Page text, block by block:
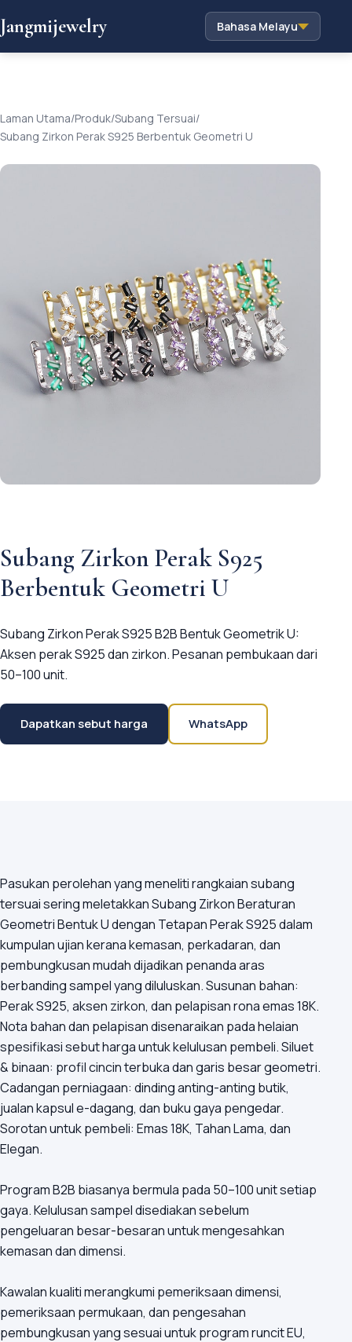
Jangmijewelry Bahasa Melayu
Laman Utama/Produk/Subang Tersuai/
Subang Zirkon Perak S925 Berbentuk Geometri U
Subang Zirkon Perak S925
Berbentuk Geometri U
Subang Zirkon Perak S925 B2B Bentuk Geometrik U:
Aksen perak S925 dan zirkon. Pesanan pembukaan dari
50–100 unit.
Dapatkan sebut harga WhatsApp
Pasukan perolehan yang meneliti rangkaian subang
tersuai sering meletakkan Subang Zirkon Beraturan
Geometri Bentuk U dengan Tetapan Perak S925 dalam
kumpulan ujian kerana kemasan, perkadaran, dan
pembungkusan mudah dijadikan penanda aras
berbanding sampel yang diluluskan. Susunan bahan:
Perak S925, aksen zirkon, dan pelapisan rona emas 18K.
Nota bahan dan pelapisan disenaraikan pada helaian
spesifikasi sebut harga untuk kelulusan pembeli. Siluet
& binaan: profil cincin terbuka dan garis besar geometri.
Cadangan perniagaan: dinding anting-anting butik,
jualan kapsul e-dagang, dan buku gaya pengedar.
Sorotan untuk pembeli: Emas 18K, Tahan Lama, dan
Elegan.
Program B2B biasanya bermula pada 50–100 unit setiap
gaya. Kelulusan sampel disediakan sebelum
pengeluaran besar-besaran untuk mengesahkan
kemasan dan dimensi.
Kawalan kualiti merangkumi pemeriksaan dimensi,
pemeriksaan permukaan, dan pengesahan
pembungkusan yang sesuai untuk program runcit EU,